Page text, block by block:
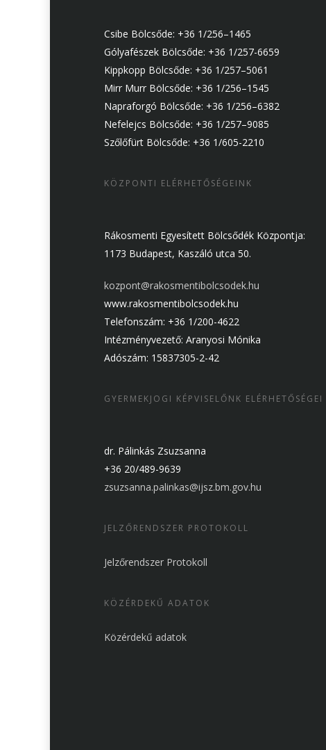
Csibe Bölcsőde: +36 1/256–1465
Gólyafészek Bölcsőde: +36 1/257-6659
Kippkopp Bölcsőde: +36 1/257–5061
Mirr Murr Bölcsőde: +36 1/256–1545
Napraforgó Bölcsőde: +36 1/256–6382
Nefelejcs Bölcsőde: +36 1/257–9085
Szőlőfürt Bölcsőde: +36 1/605-2210
KÖZPONTI ELÉRHETŐSÉGEINK
Rákosmenti Egyesített Bölcsődék Központja:
1173 Budapest, Kaszáló utca 50.
kozpont@rakosmentibolcsodek.hu
www.rakosmentibolcsodek.hu
Telefonszám: +36 1/200-4622
Intézményvezető: Aranyosi Mónika
Adószám: 15837305-2-42
GYERMEKJOGI KÉPVISELŐNK ELÉRHETŐSÉGEI
dr. Pálinkás Zsuzsanna
+36 20/489-9639
zsuzsanna.palinkas@ijsz.bm.gov.hu
JELZŐRENDSZER PROTOKOLL
Jelzőrendszer Protokoll
KÖZÉRDEKŰ ADATOK
Közérdekű adatok